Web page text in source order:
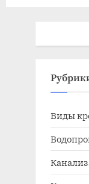
Виды